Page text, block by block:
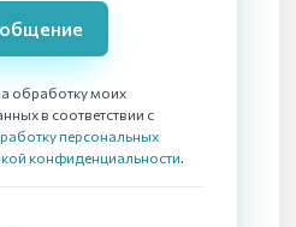
обработку моих
в соответствии с
персональных
конфиденциальности.